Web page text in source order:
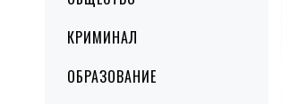
КРИМИНАЛ
ОБРАЗОВАНИЕ